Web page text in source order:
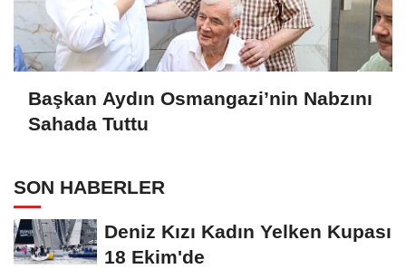
Başkan Aydın Osmangazi’nin Nabzını
Sahada Tuttu
SON HABERLER
Deniz Kızı Kadın Yelken Kupası
18 Ekim'de